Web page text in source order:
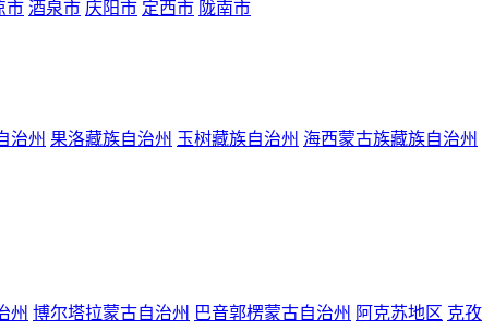
市 酒泉市 庆阳市 定西市 陇南市
治州 果洛藏族自治州 玉树藏族自治州 海西蒙古族藏族自治州
州 博尔塔拉蒙古自治州 巴音郭楞蒙古自治州 阿克苏地区 克